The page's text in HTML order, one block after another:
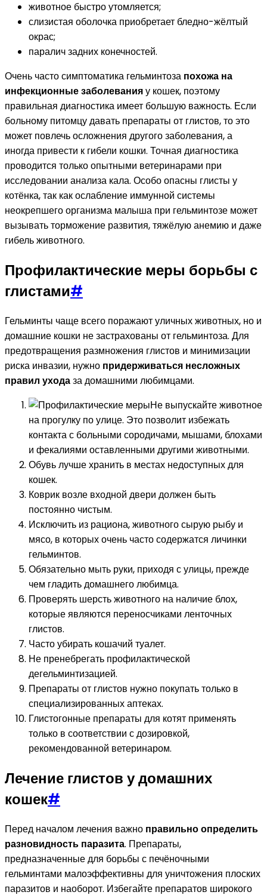
животное быстро утомляется;
слизистая оболочка приобретает бледно-жёлтый
окрас;
паралич задних конечностей.
Очень часто симптоматика гельминтоза похожа на
инфекционные заболеванияу кошек, поэтому
правильная диагностика имеет большую важность. Если
больному питомцу давать препараты от глистов, то это
может повлечь осложнения другого заболевания, а
иногда привести к гибели кошки. Точная диагностика
проводится только опытными ветеринарами при
исследовании анализа кала. Особо опасны глисты у
котёнка, так как ослабление иммунной системы
неокрепшего организма малыша при гельминтозе может
вызывать торможение развития, тяжёлую анемию и даже
гибель животного.
Профилактические меры борьбы с
глистами#
Гельминты чаще всего поражают уличных животных, но и
домашние кошки не застрахованы от гельминтоза. Для
предотвращения размножения глистов и минимизации
риска инвазии, нужно придерживаться несложных
правил уходаза домашними любимцами.
Не выпускайте животное
на прогулку по улице. Это позволит избежать
контакта с больными сородичами, мышами, блохами
и фекалиями оставленными другими животными.
Обувь лучше хранить в местах недоступных для
кошек.
Коврик возле входной двери должен быть
постоянно чистым.
Исключить из рациона, животного сырую рыбу и
мясо, в которых очень часто содержатся личинки
гельминтов.
Обязательно мыть руки, приходя с улицы, прежде
чем гладить домашнего любимца.
Проверять шерсть животного на наличие блох,
которые являются переносчиками ленточных
глистов.
Часто убирать кошачий туалет.
Не пренебрегать профилактической
дегельминтизацией.
Препараты от глистов нужно покупать только в
специализированных аптеках.
Глистогонные препараты для котят применять
только в соответствии с дозировкой,
рекомендованной ветеринаром.
Лечение глистов у домашних
кошек#
Перед началом лечения важно правильно определить
разновидность паразита. Препараты,
предназначенные для борьбы с печёночными
гельминтами малоэффективны для уничтожения плоских
паразитов и наоборот. Избегайте препаратов широкого